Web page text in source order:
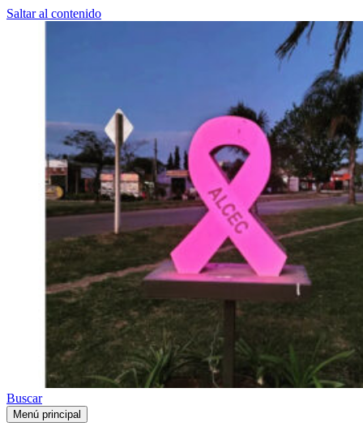
Saltar al contenido
Buscar
Menú principal